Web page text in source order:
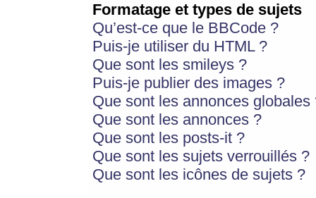
Formatage et types de sujets
Qu’est-ce que le BBCode ?
Puis-je utiliser du HTML ?
Que sont les smileys ?
Puis-je publier des images ?
Que sont les annonces globales
Que sont les annonces ?
Que sont les posts-it ?
Que sont les sujets verrouillés ?
Que sont les icônes de sujets ?